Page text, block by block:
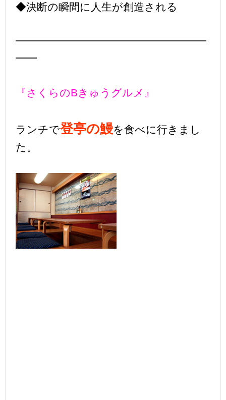
◆決断の瞬間に人生が創造される
━━━━━━━━━━━━━━━━━━
━━
『さくらのBきゅうグルメ』
ランチで登亭の鰻を食べに行きまし
た。